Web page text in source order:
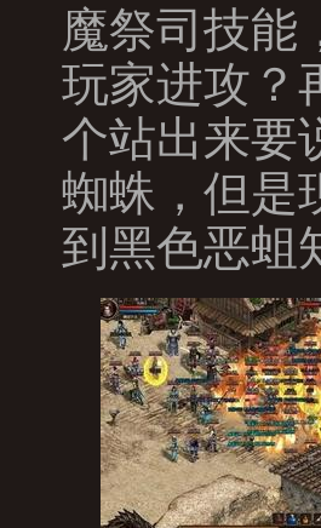
魔祭司技能
玩家进攻？
个站出来要
蜘蛛，但是
到黑色恶蛆